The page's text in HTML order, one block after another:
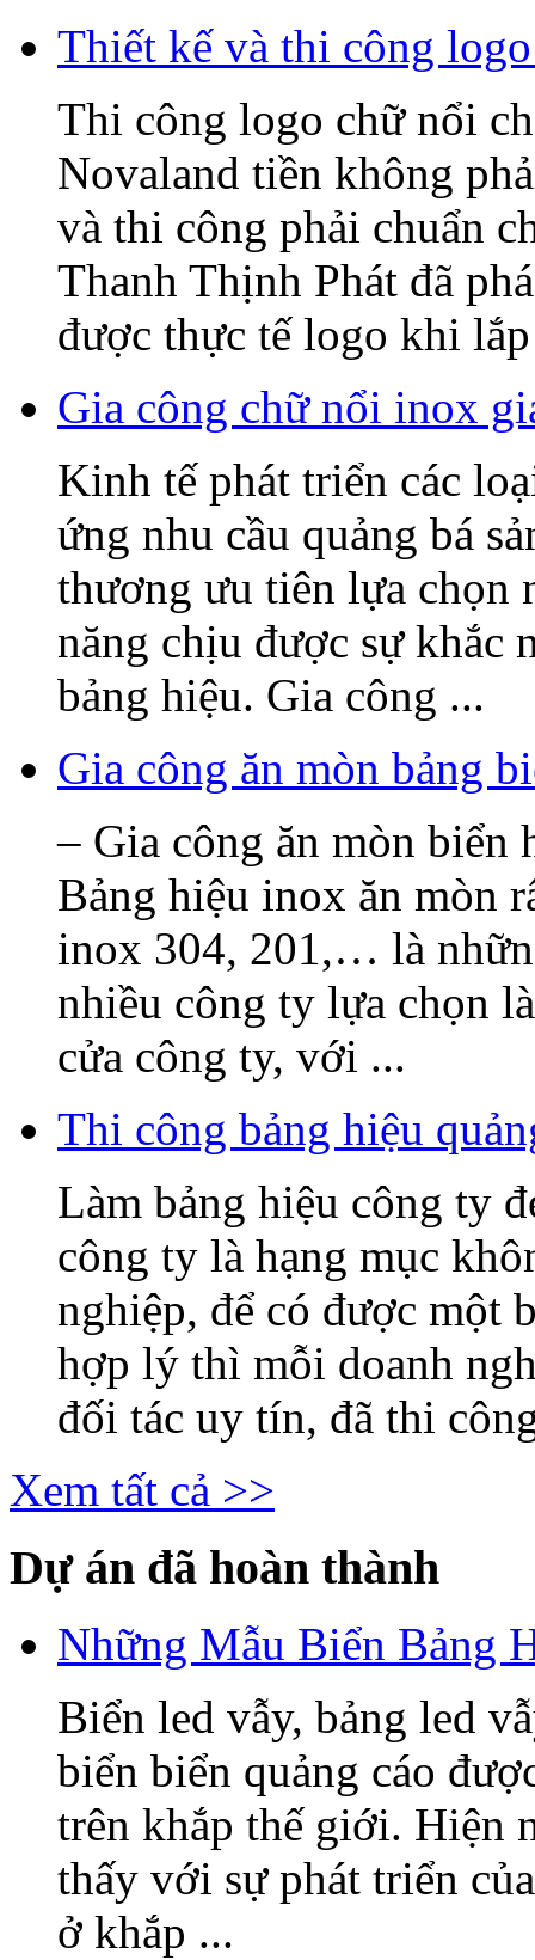
Thiết kế và thi công
Thi công logo chữ nổi
Novaland tiền không
và thi công phải chuẩn
Thanh Thịnh Phát đã
được thực tế logo khi
Gia công chữ nổi inox
Kinh tế phát triển các
ứng nhu cầu quảng bá
thương ưu tiên lựa chọn
năng chịu được sự khắc
bảng hiệu. Gia công ...
Gia công ăn mòn bảng
– Gia công ăn mòn biển
Bảng hiệu inox ăn mòn
inox 304, 201,… là
nhiều công ty lựa chọn
cửa công ty, với ...
Thi công bảng hiệu
Làm bảng hiệu công ty
công ty là hạng mục
nghiệp, để có được một
hợp lý thì mỗi doanh
đối tác uy tín, đã thi
Xem tất cả >>
Dự án đã hoàn thành
Những Mẫu Biển Bảng
Biển led vẫy, bảng led
biển biển quảng cáo
trên khắp thế giới. Hiện
thấy với sự phát triển
ở khắp ...